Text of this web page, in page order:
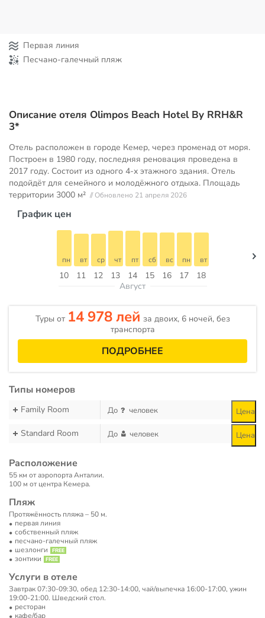
Первая линия
Песчано-галечный пляж
Описание отеля Olimpos Beach Hotel By RRH&R
3*
Отель расположен в городе Кемер, через променад от моря.
Построен в 1980 году, последняя реновация проведена в
2017 году. Состоит из одного 4-х этажного здания. Отель
подойдёт для семейного и молодёжного отдыха. Площадь
территории 3000 м² // Обновлено 21 апреля 2026
График цен
10
пн
11
вт
12
ср
13
чт
14
пт
15
сб
16
вс
17
пн
18
вт
Август
Туры от 14 978 лей за двоих, 6 ночей, без
транспорта
ПОДРОБНЕЕ
Типы номеров
Family Room До человек Цена
Standard Room До человек Цена
Расположение
55 км от аэропорта Анталии.
100 м от центра Кемера.
Пляж
Протяжённость пляжа – 50 м.
первая линия
собственный пляж
песчано-галечный пляж
шезлонги
зонтики
Услуги в отеле
Завтрак 07:30-09:30, обед 12:30-14:00, чай/выпечка 16:00-17:00, ужин
19:00-21:00. Шведский стол.
ресторан
кафе/бар